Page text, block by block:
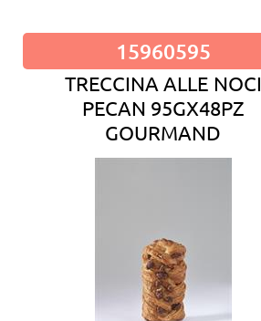
15960595
TRECCINA ALLE NOCI
PECAN 95GX48PZ
GOURMAND